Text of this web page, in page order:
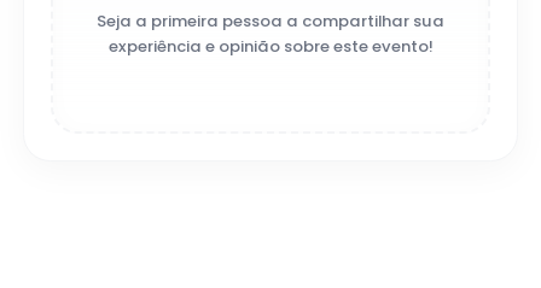
Seja a primeira pessoa a compartilhar sua
experiência e opinião sobre este evento!